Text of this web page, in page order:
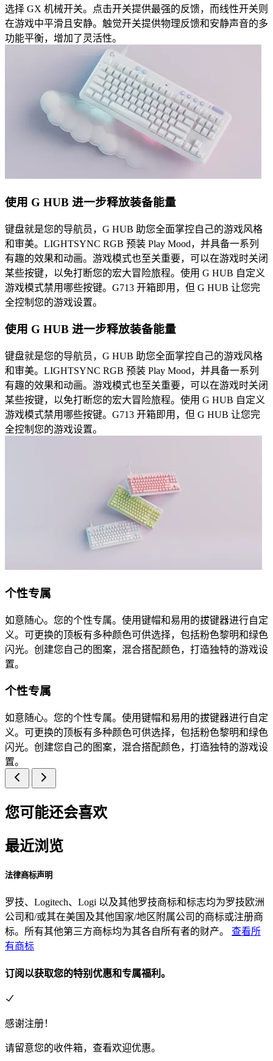
选择 GX 机械开关。点击开关提供最强的反馈，而线性开关则
在游戏中平滑且安静。触觉开关提供物理反馈和安静声音的多
功能平衡，增加了灵活性。
使用 G HUB 进一步释放装备能量
键盘就是您的导航员，G HUB 助您全面掌控自己的游戏风格
和审美。LIGHTSYNC RGB 预装 Play Mood，并具备一系列
有趣的效果和动画。游戏模式也至关重要，可以在游戏时关闭
某些按键，以免打断您的宏大冒险旅程。使用 G HUB 自定义
游戏模式禁用哪些按键。G713 开箱即用，但 G HUB 让您完
全控制您的游戏设置。
使用 G HUB 进一步释放装备能量
键盘就是您的导航员，G HUB 助您全面掌控自己的游戏风格
和审美。LIGHTSYNC RGB 预装 Play Mood，并具备一系列
有趣的效果和动画。游戏模式也至关重要，可以在游戏时关闭
某些按键，以免打断您的宏大冒险旅程。使用 G HUB 自定义
游戏模式禁用哪些按键。G713 开箱即用，但 G HUB 让您完
全控制您的游戏设置。
个性专属
如意随心。您的个性专属。使用键帽和易用的拔键器进行自定
义。可更换的顶板有多种颜色可供选择，包括粉色黎明和绿色
闪光。创建您自己的图案，混合搭配颜色，打造独特的游戏设
置。
个性专属
如意随心。您的个性专属。使用键帽和易用的拔键器进行自定
义。可更换的顶板有多种颜色可供选择，包括粉色黎明和绿色
闪光。创建您自己的图案，混合搭配颜色，打造独特的游戏设
置。
您可能还会喜欢
最近浏览
法律商标声明
罗技、Logitech、Logi 以及其他罗技商标和标志均为罗技欧洲
公司和/或其在美国及其他国家/地区附属公司的商标或注册商
标。所有其他第三方商标均为其各自所有者的财产。 查看所
有商标
订阅以获取您的特别优惠和专属福利。
感谢注册！
请留意您的收件箱，查看欢迎优惠。